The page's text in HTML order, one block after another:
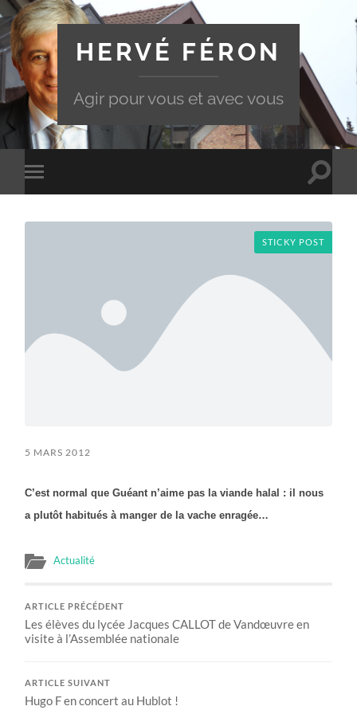
HERVÉ FÉRON
Agir pour vous et avec vous
Toggle
mobile
Toggle
STICKY POST
5 MARS 2012
C’est normal que Guéant n’aime pas la viande halal : il nous
a plutôt habitués à manger de la vache enragée…
Actualité
ARTICLE PRÉCÉDENT
Les élèves du lycée Jacques CALLOT de Vandœuvre en
visite à l’Assemblée nationale
ARTICLE SUIVANT
Hugo F en concert au Hublot !